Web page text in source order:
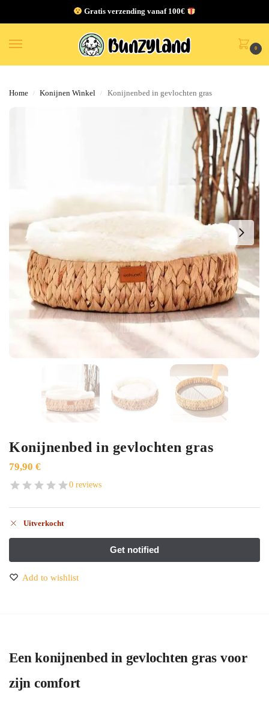
Gratis verzending vanaf 100€
0
Home / Konijnen Winkel / Konijnenbed in gevlochten gras
Konijnenbed in gevlochten gras
79,90 €
0 reviews
Uitverkocht
Add to wishlist
Een konijnenbed in gevlochten gras voor
zijn comfort